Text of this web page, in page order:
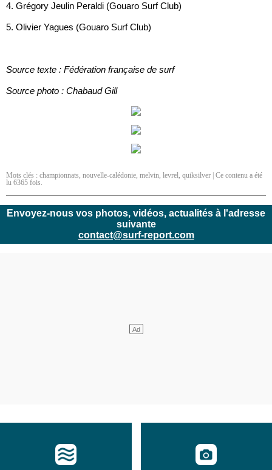
4. Grégory Jeulin Peraldi (Gouaro Surf Club)
5. Olivier Yagues (Gouaro Surf Club)
Source texte : Fédération française de surf
Source photo : Chabaud Gill
Mots clés : championnats, nouvelle-calédonie, melvin, levrel, quiksilver | Ce contenu a été
lu 6365 fois.
Envoyez-nous vos photos, vidéos, actualités à l'adresse
suivante
contact@surf-report.com